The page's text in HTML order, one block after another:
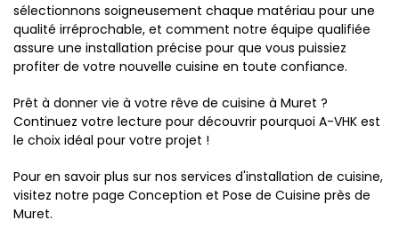
sélectionnons soigneusement chaque matériau pour une
qualité irréprochable, et comment notre équipe qualifiée
assure une installation précise pour que vous puissiez
profiter de votre nouvelle cuisine en toute confiance.
Prêt à donner vie à votre rêve de cuisine à Muret ?
Continuez votre lecture pour découvrir pourquoi A-VHK est
le choix idéal pour votre projet !
Pour en savoir plus sur nos services d'installation de cuisine,
visitez notre page Conception et Pose de Cuisine près de
Muret.